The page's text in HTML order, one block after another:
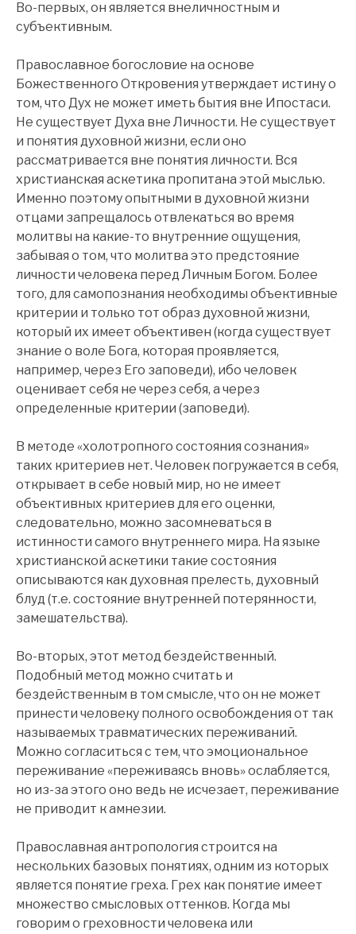
Во-первых, он является внеличностным и
субъективным.
Православное богословие на основе
Божественного Откровения утверждает истину о
том, что Дух не может иметь бытия вне Ипостаси.
Не существует Духа вне Личности. Не существует
и понятия духовной жизни, если оно
рассматривается вне понятия личности. Вся
христианская аскетика пропитана этой мыслью.
Именно поэтому опытными в духовной жизни
отцами запрещалось отвлекаться во время
молитвы на какие-то внутренние ощущения,
забывая о том, что молитва это предстояние
личности человека перед Личным Богом. Более
того, для самопознания необходимы объективные
критерии и только тот образ духовной жизни,
который их имеет объективен (когда существует
знание о воле Бога, которая проявляется,
например, через Его заповеди), ибо человек
оценивает себя не через себя, а через
определенные критерии (заповеди).
В методе «холотропного состояния сознания»
таких критериев нет. Человек погружается в себя,
открывает в себе новый мир, но не имеет
объективных критериев для его оценки,
следовательно, можно засомневаться в
истинности самого внутреннего мира. На языке
христианской аскетики такие состояния
описываются как духовная прелесть, духовный
блуд (т.е. состояние внутренней потерянности,
замешательства).
Во-вторых, этот метод бездейственный.
Подобный метод можно считать и
бездейственным в том смысле, что он не может
принести человеку полного освобождения от так
называемых травматических переживаний.
Можно согласиться с тем, что эмоциональное
переживание «переживаясь вновь» ослабляется,
но из-за этого оно ведь не исчезает, переживание
не приводит к амнезии.
Православная антропология строится на
нескольких базовых понятиях, одним из которых
является понятие греха. Грех как понятие имеет
множество смысловых оттенков. Когда мы
говорим о греховности человека или